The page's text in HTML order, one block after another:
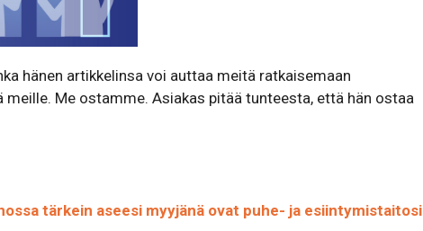
hänen artikkelinsa voi auttaa meitä ratkaisemaan
Me ostamme. Asiakas pitää tunteesta, että hän ostaa
tärkein aseesi myyjänä ovat puhe- ja esiintymistaitosi